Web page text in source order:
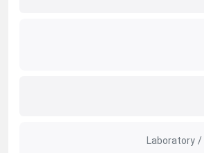
Laboratory /